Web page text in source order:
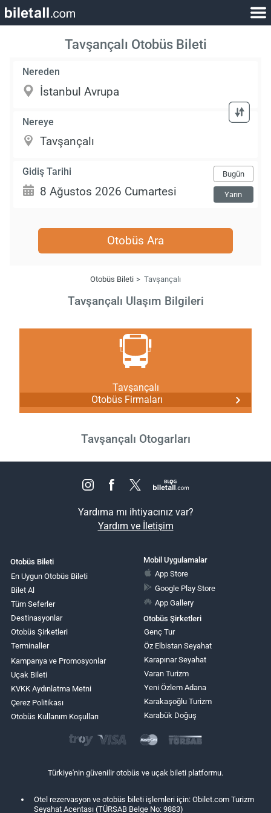
Tavşançalı Otobüs Bileti
Nereden
Nereye
Gidiş Tarihi Bugün
Yarın
Otobüs Ara
Otobüs Bileti Tavşançalı
Tavşançalı Ulaşım Bilgileri
Tavşançalı
Otobüs Firmaları
Tavşançalı Otogarları
Yardıma mı ihtiyacınız var?
Yardım ve İletişim
Otobüs Bileti
En Uygun Otobüs Bileti
Bilet Al
Tüm Seferler
Destinasyonlar
Otobüs Şirketleri
Terminaller
Kampanya ve Promosyonlar
Uçak Bileti
KVKK Aydınlatma Metni
Çerez Politikası
Otobüs Kullanım Koşulları
Mobil Uygulamalar
App Store
Google Play Store
App Gallery
Otobüs Şirketleri
Genç Tur
Öz Elbistan Seyahat
Karapınar Seyahat
Varan Turizm
Yeni Özlem Adana
Karakaşoğlu Turizm
Karabük Doğuş
Türkiye'nin güvenilir otobüs ve uçak bileti platformu.
Otel rezervasyon ve otobüs bileti işlemleri için: Obilet.com Turizm
Seyahat Acentası (TÜRSAB Belge No: 9883)